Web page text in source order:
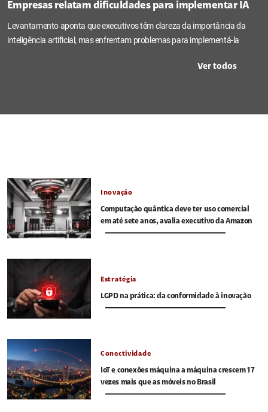
Empresas relatam dificuldades para implementar IA
Levantamento aponta que executivos têm clareza da importância da
inteligência artificial, mas enfrentam problemas para implementá-la
Ver todos
Inovação
Computação quântica deve ter uso comercial
em até sete anos, avalia executivo da Amazon
Estratégia
LGPD na prática: da conformidade à inovação
Conectividade
IoT e conexões máquina a máquina crescem 17
vezes mais que as móveis no Brasil